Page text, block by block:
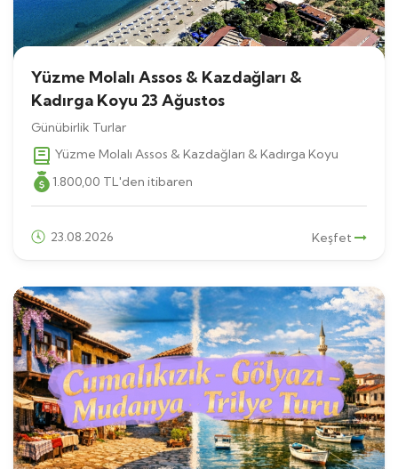
Yüzme Molalı Assos & Kazdağları &
Kadırga Koyu 23 Ağustos
Günübirlik Turlar
Yüzme Molalı Assos & Kazdağları & Kadırga Koyu
1.800 ,00 TL 'den itibaren
23.08.2026 Keşfet